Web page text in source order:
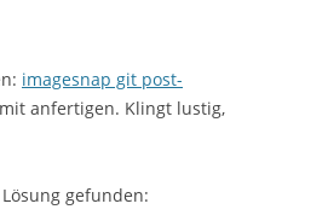
imagesnap git post-
anfertigen. Klingt lustig,
gefunden: